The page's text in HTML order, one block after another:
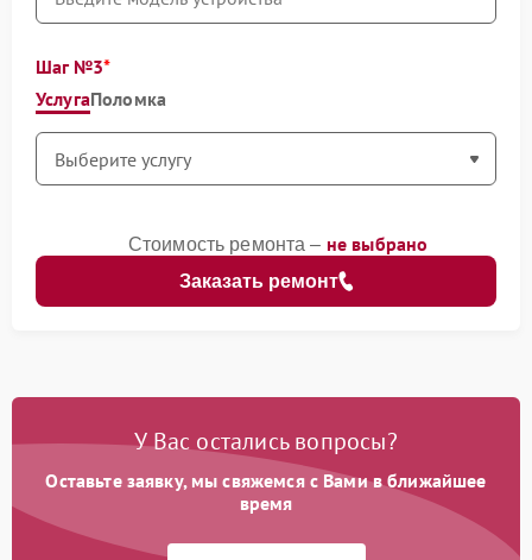
Шаг №3
УслугаПоломка
Заказать ремонт
Стоимость ремонта – не выбрано
У Вас остались вопросы?
Оставьте заявку, мы свяжемся с Вами в ближайшее
время